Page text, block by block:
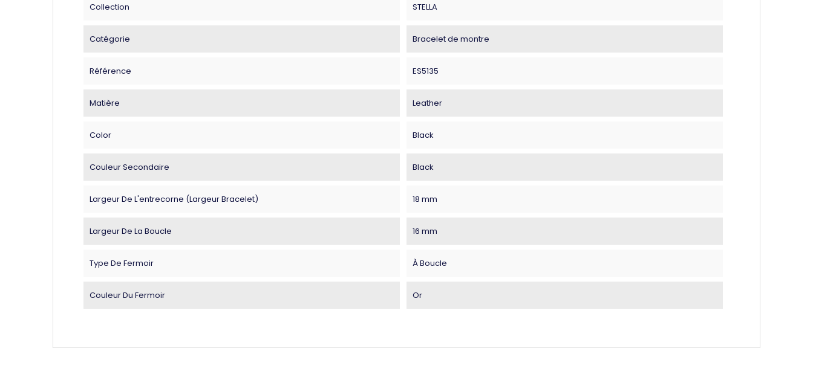
Collection STELLA
Catégorie Bracelet de montre
Référence ES5135
Matière Leather
Color Black
Couleur Secondaire Black
Largeur De L'entrecorne (largeur Bracelet) 18 mm
Largeur De La Boucle 16 mm
Type De Fermoir À Boucle
Couleur Du Fermoir Or